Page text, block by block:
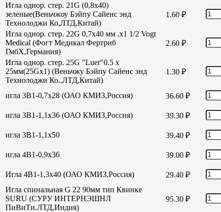
Игла однор. стер. 21G (0,8х40)
зеленые(Веньчжоу Бэйпу Сайенс энд
Технолоджи Ко,ЛТД,Китай)
1.60 ₽
Игла однор. стер. 22G 0,7х40 мм .х1 1/2 Vogt
Medical (Фогт Медикал Фертриб
ГмбХ,Германия)
2.60 ₽
Игла однор. стер. 25G "Luer"0.5 х
25мм(25Gх1) (Веньчжу Бэйпу Сайенс энд
Технолоджи Ко.,ЛТД,Китай)
1.30 ₽
игла 3В1-0,7х28 (ОАО КМИЗ,Россия) 36.60 ₽
игла 3В1-1,1х36 (ОАО КМИЗ,Россия) 39.30 ₽
игла 3В1-1,1х50 39.40 ₽
игла 4В1-0,9х36 39.00 ₽
Игла 4В1-1,3х40 (ОАО КМИЗ,Россия) 29.40 ₽
Игла спинальная G 22 90мм тип Квинке
SURU (СУРУ ИНТЕРНЭШНЛ
ПиВиТи.ЛТД,Индия)
95.30 ₽